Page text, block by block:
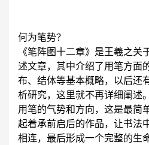
何为笔势？
《笔阵图十二章》是王羲之
述文章，其中介绍了用笔方面
布、结体等基本概略，以后还
析研究，这里就不再详细阐述
用笔的气势和方向，这是最简
起着承前启后的作品，让书法
相连，最后形成一个完整的生